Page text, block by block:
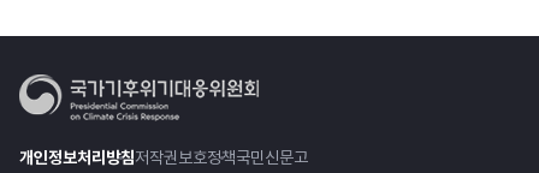
개인정보처리방침저작권보호정책국민신문고